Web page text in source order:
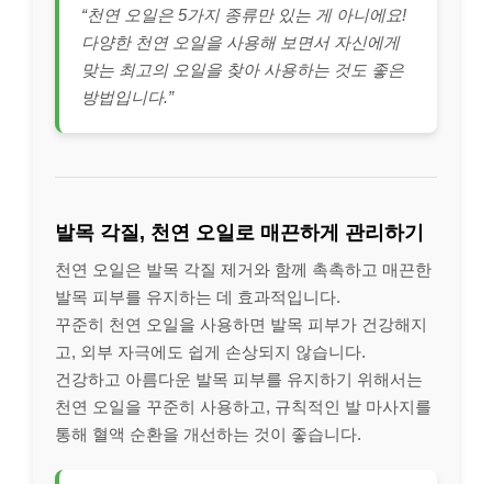
“천연 오일은 5가지 종류만 있는 게 아니에요!
다양한 천연 오일을 사용해 보면서 자신에게
맞는 최고의 오일을 찾아 사용하는 것도 좋은
방법입니다.”
발목 각질, 천연 오일로 매끈하게 관리하기
천연 오일은 발목 각질 제거와 함께 촉촉하고 매끈한
발목 피부를 유지하는 데 효과적입니다.
꾸준히 천연 오일을 사용하면 발목 피부가 건강해지
고, 외부 자극에도 쉽게 손상되지 않습니다.
건강하고 아름다운 발목 피부를 유지하기 위해서는
천연 오일을 꾸준히 사용하고, 규칙적인 발 마사지를
통해 혈액 순환을 개선하는 것이 좋습니다.